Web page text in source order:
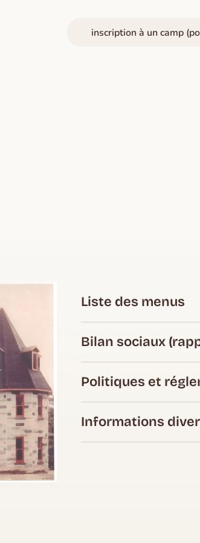
inscription à un camp
Liste des menus
Bilan sociaux
Politiques et
Informations